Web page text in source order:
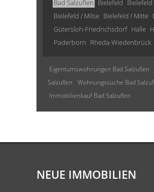
Bad Salzuflen Bielefeld
Bielefeld / Milse Bielefeld / Mitte
Gütersloh-Friedrichsdorf Halle
Paderborn Rheda-Wiedenbrück
Eigentumswohnungen Bad Salzuflen
Salzuflen
Wohnungssuche Bad
Immobilienkauf Bad Salzuflen
NEUE IMMOBILIEN